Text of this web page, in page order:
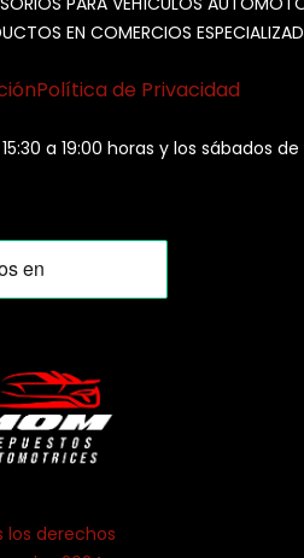
EN COMERCIOS
Política de Privacidad
a 19:00 horas y los sábados de
los derechos